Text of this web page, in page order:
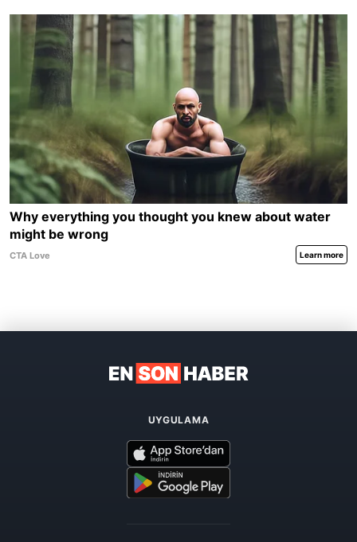
UYGULAMA